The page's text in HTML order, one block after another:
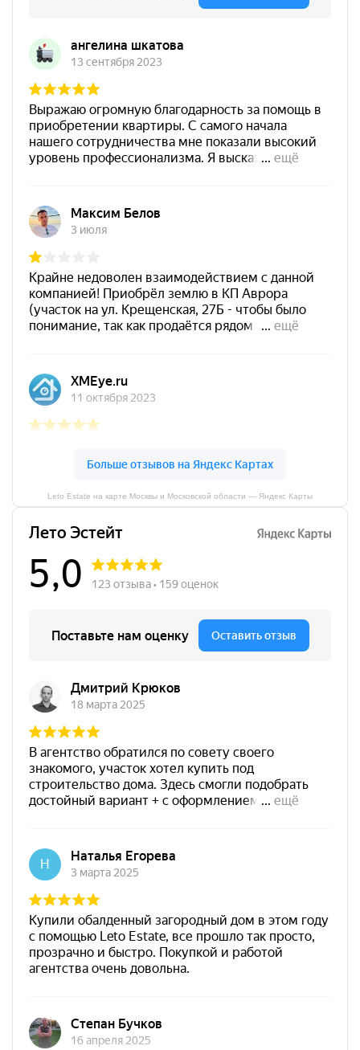
Leto Estate на карте Москвы и Московской области — Яндекс Карты